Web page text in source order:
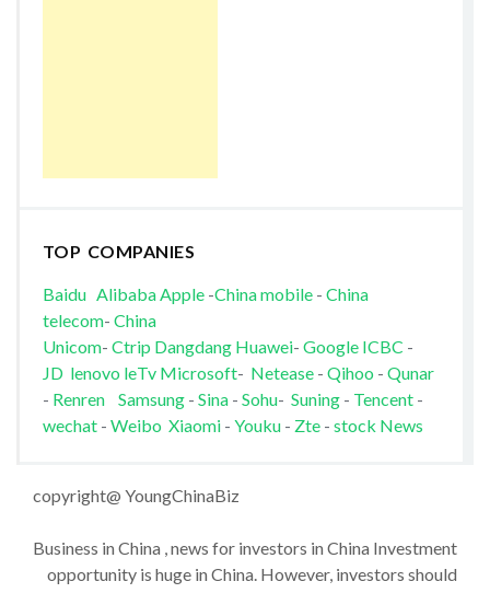
TOP COMPANIES
Baidu AlibabaApple-China mobile- China
telecom- China
Unicom- Ctrip Dangdang Huawei- Google ICBC -
JD lenovo leTv Microsoft- Netease- Qihoo - Qunar
- Renren Samsung- Sina- Sohu- Suning- Tencent-
wechat - Weibo Xiaomi- Youku - Zte- stock News
copyright@ YoungChinaBiz
Business in China , news for investors in China Investment
opportunity is huge in China. However, investors should